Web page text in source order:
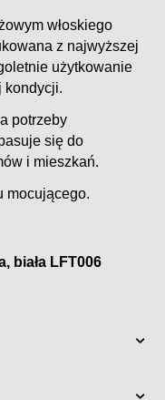
włoskiego
z najwyższej
użytkowanie
kondycji.
potrzeby
się do
i mieszkań.
mocującego.
biała LFT006